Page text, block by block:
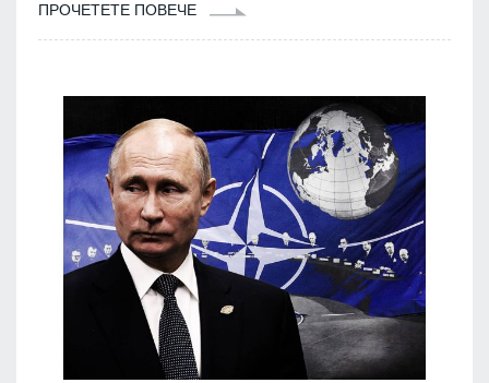
ПРОЧЕТЕТЕ ПОВЕЧЕ